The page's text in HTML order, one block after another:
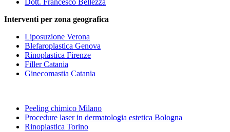
Dott. Francesco Bellezza
Interventi per zona geografica
Liposuzione Verona
Blefaroplastica Genova
Rinoplastica Firenze
Filler Catania
Ginecomastia Catania
Peeling chimico Milano
Procedure laser in dermatologia estetica Bologna
Rinoplastica Torino